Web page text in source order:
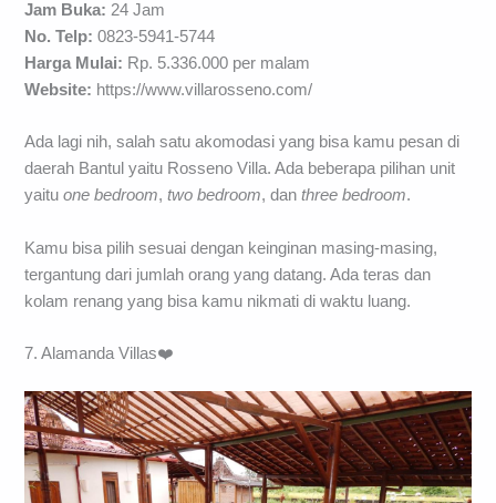
Jam Buka: 24 Jam
No. Telp:0823-5941-5744
Harga Mulai: Rp. 5.336.000 per malam
Website: https://www.villarosseno.com/
Ada lagi nih, salah satu akomodasi yang bisa kamu pesan di
daerah Bantul yaitu Rosseno Villa. Ada beberapa pilihan unit
yaituone bedroom,two bedroom, danthree bedroom.
Kamu bisa pilih sesuai dengan keinginan masing-masing,
tergantung dari jumlah orang yang datang. Ada teras dan
kolam renang yang bisa kamu nikmati di waktu luang.
7. Alamanda Villas❤️